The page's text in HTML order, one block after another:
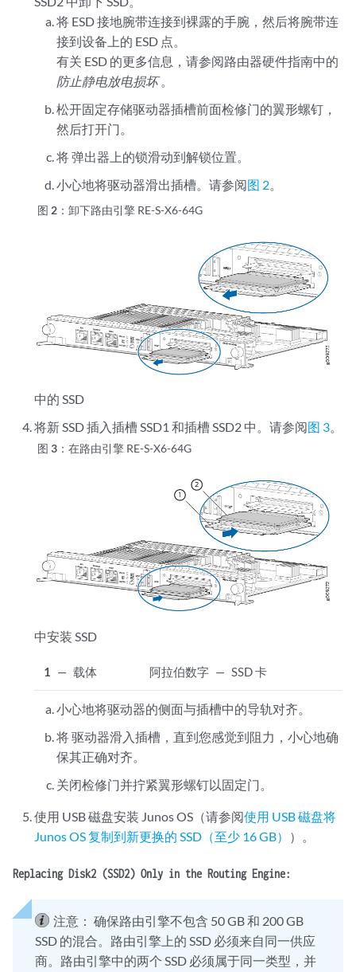
将 ESD 接地腕带连接到裸露的手腕，然后将腕带连
接到设备上的 ESD 点。
有关 ESD 的更多信息，请参阅路由器硬件指南中的
防止静电放电损坏。
松开固定存储驱动器插槽前面检修门的翼形螺钉，
然后打开门。
将弹出器上的锁滑动到解锁位置。
小心地将驱动器滑出插槽。请参阅图 2。
图 2：卸下路由引擎 RE-S-X6-64G
中的 SSD
将新 SSD 插入插槽 SSD1 和插槽 SSD2 中。请参阅图 3
图 3：在路由引擎 RE-S-X6-64G
中安装 SSD
1 — 载体 阿拉伯数字 — SSD 卡
小心地将驱动器的侧面与插槽中的导轨对齐。
将驱动器滑入插槽，直到您感觉到阻力，小心地确
保其正确对齐。
关闭检修门并拧紧翼形螺钉以固定门。
使用 USB 磁盘安装 Junos OS（请参阅使用 USB 磁盘将
Junos OS 复制到新更换的 SSD（至少 16 GB） ）。
Replacing Disk2 (SSD2) Only in the Routing Engine:
注意： 确保路由引擎不包含 50 GB 和 200 GB
SSD 的混合。路由引擎上的 SSD 必须来自同一供应
商。路由引擎中的两个 SSD 必须属于同一类型，并